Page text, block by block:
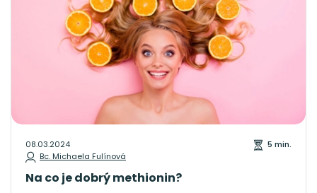
08.03.2024
Bc. Michaela Fulínová
5 min.
Na co je dobrý methionin?